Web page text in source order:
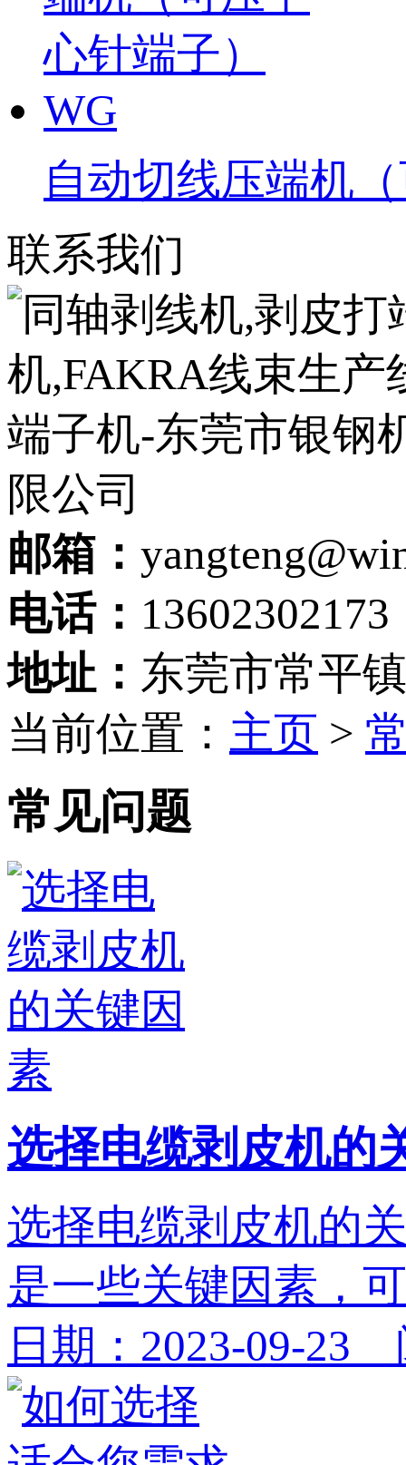
自动切线压端机
联系我们
邮箱：
电话： 13602302173
地址： 东莞市常平
当前位置： 主页 >
常见问题
选择电缆剥皮机的
选择电缆剥皮机的
是一些关键因素，
日期：2023-09-23